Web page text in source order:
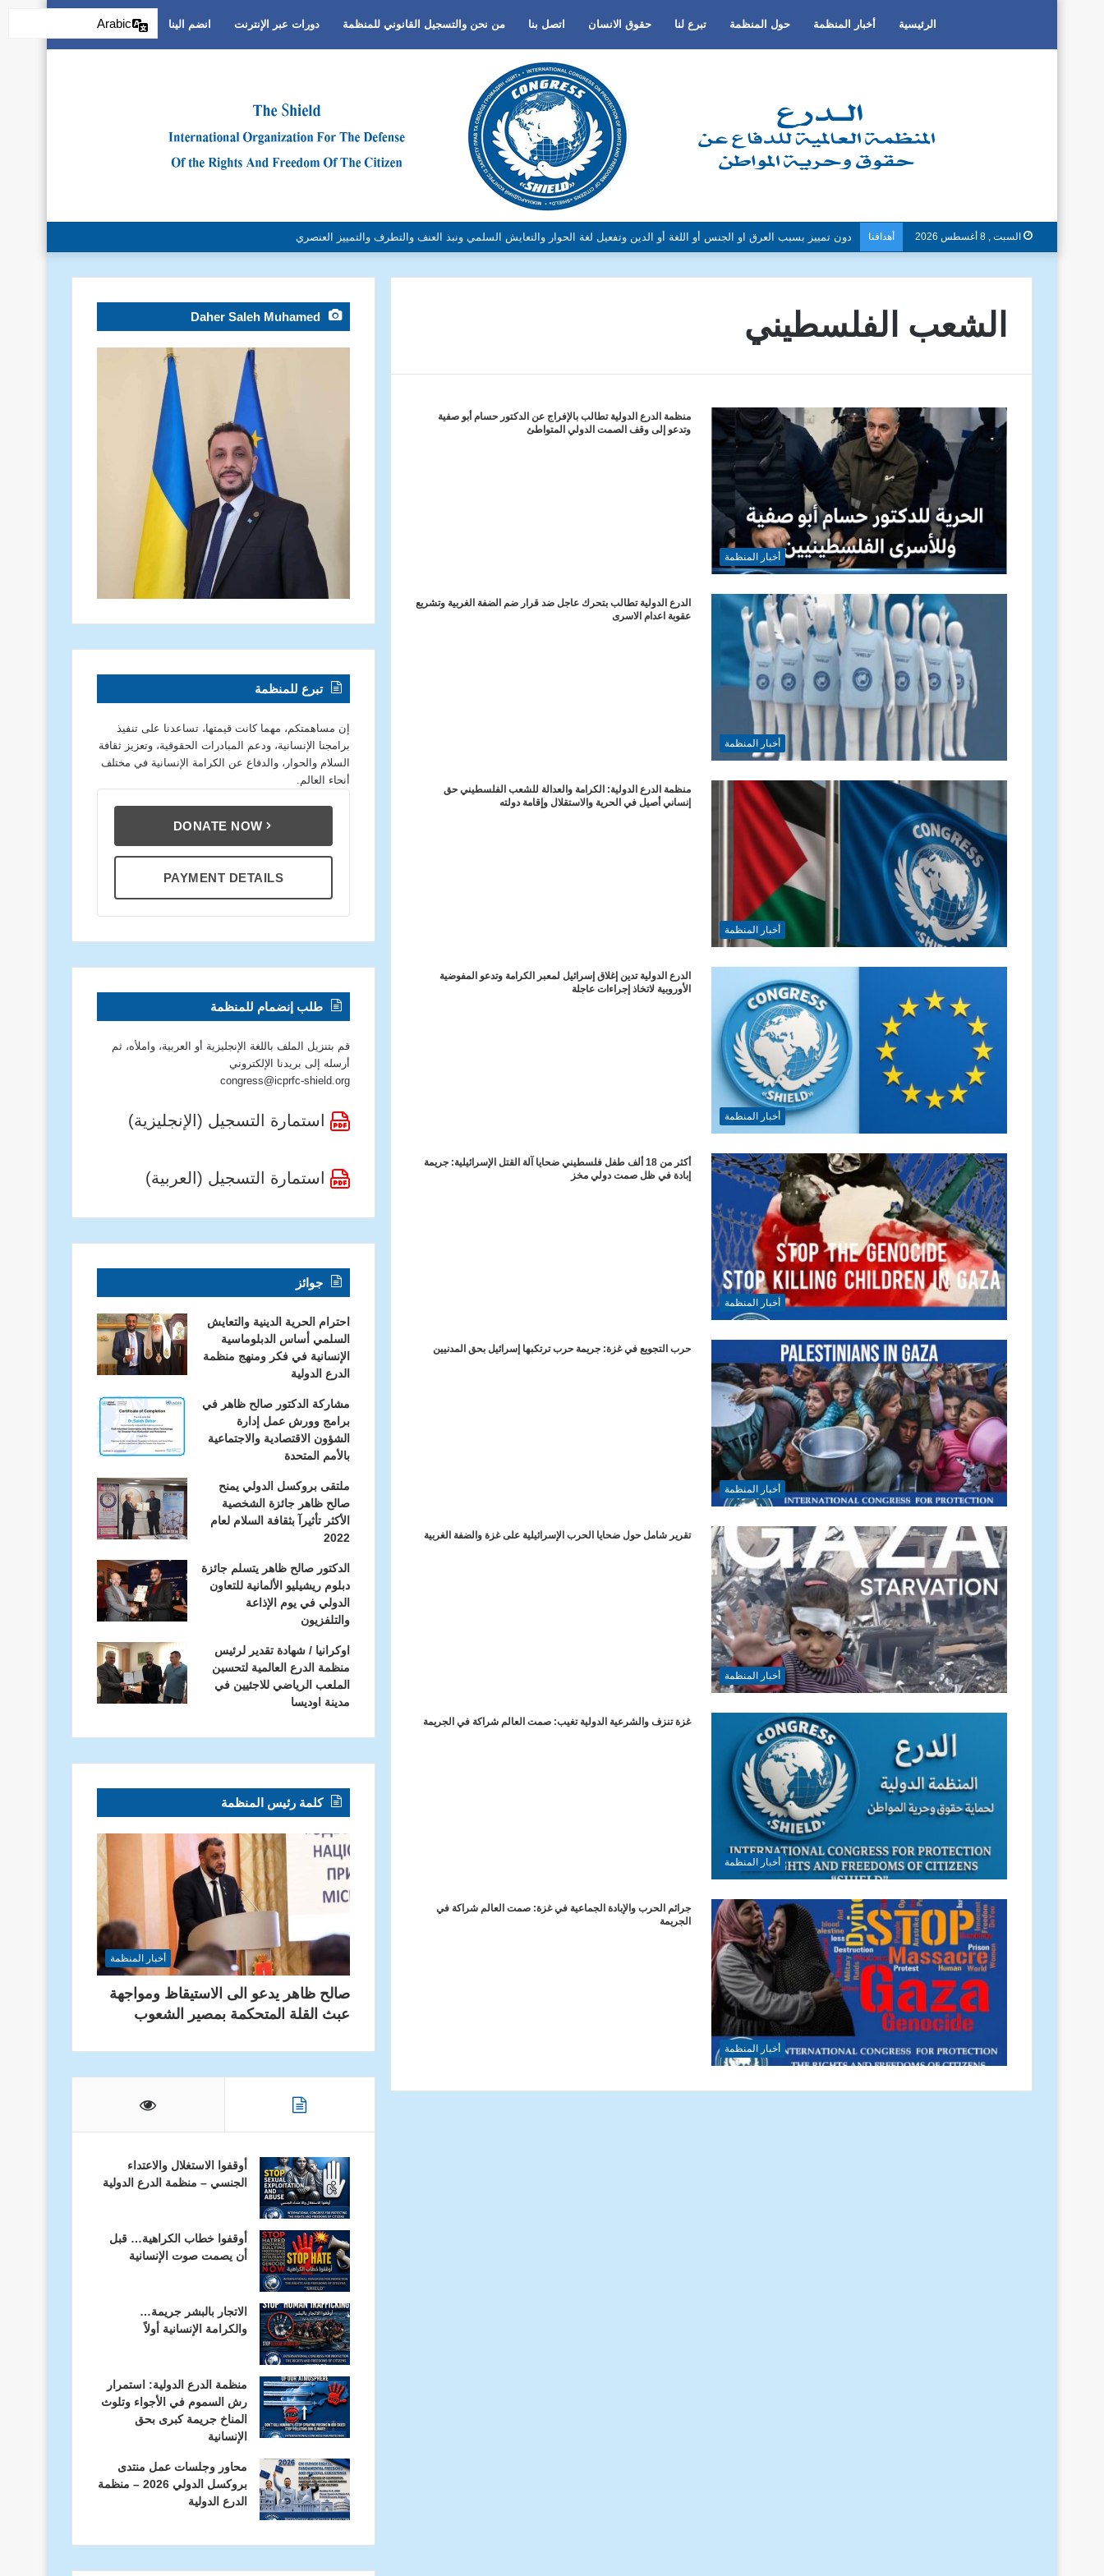
الرئيسية أخبار المنظمة حول المنظمة تبرع لنا حقوق الانسان اتصل بنا من نحن والتسجيل القانوني للمنظمة دورات عبر الإنترنت انضم الينا
السبت , 8 أغسطس 2026 أهدافنا الدفاع عن حرية الفكر والتعبير والسعي لإقامة العدل والمساواة في جميع انحاء العالم
الشعب الفلسطيني
أخبار المنظمة
منظمة الدرع الدولية تطالب بالإفراج عن الدكتور حسام أبو صفية
وتدعو إلى وقف الصمت الدولي المتواطئ
أخبار المنظمة
الدرع الدولية تطالب بتحرك عاجل ضد قرار ضم الضفة الغربية وتشريع
عقوبة اعدام الاسرى
أخبار المنظمة
منظمة الدرع الدولية: الكرامة والعدالة للشعب الفلسطيني حق
إنساني أصيل في الحرية والاستقلال وإقامة دولته
أخبار المنظمة
الدرع الدولية تدين إغلاق إسرائيل لمعبر الكرامة وتدعو المفوضية
الأوروبية لاتخاذ إجراءات عاجلة
أخبار المنظمة
أكثر من 18 ألف طفل فلسطيني ضحايا آلة القتل الإسرائيلية: جريمة
إبادة في ظل صمت دولي مخز
أخبار المنظمة
حرب التجويع في غزة: جريمة حرب ترتكبها إسرائيل بحق المدنيين
أخبار المنظمة
تقرير شامل حول ضحايا الحرب الإسرائيلية على غزة والضفة الغربية
أخبار المنظمة
غزة تنزف والشرعية الدولية تغيب: صمت العالم شراكة في الجريمة
أخبار المنظمة
جرائم الحرب والإبادة الجماعية في غزة: صمت العالم شراكة في
الجريمة
Daher Saleh Muhamed
تبرع للمنظمة
إن مساهمتكم، مهما كانت قيمتها، تساعدنا على تنفيذ
برامجنا الإنسانية، ودعم المبادرات الحقوقية، وتعزيز ثقافة
السلام والحوار، والدفاع عن الكرامة الإنسانية في مختلف
أنحاء العالم.
DONATE NOW
PAYMENT DETAILS
طلب إنضمام للمنظمة
قم بتنزيل الملف باللغة الإنجليزية أو العربية، واملأه، ثم
أرسله إلى بريدنا الإلكتروني
congress@icprfc-shield.org
استمارة التسجيل (الإنجليزية)
استمارة التسجيل (العربية)
جوائز
احترام الحرية الدينية والتعايش
السلمي أساس الدبلوماسية
الإنسانية في فكر ومنهج منظمة
الدرع الدولية
مشاركة الدكتور صالح ظاهر في
برامج وورش عمل إدارة
الشؤون الاقتصادية والاجتماعية
بالأمم المتحدة
ملتقى بروكسل الدولي يمنح
صالح ظاهر جائزة الشخصية
الأكثر تأثيرآ بثقافة السلام لعام
2022
الدكتور صالح ظاهر يتسلم جائزة
دبلوم ريشيليو الألمانية للتعاون
الدولي في يوم الإذاعة
والتلفزيون
اوكرانيا / شهادة تقدير لرئيس
منظمة الدرع العالمية لتحسين
الملعب الرياضي للاجئيين في
مدينة اوديسا
كلمة رئيس المنظمة
أخبار المنظمة
صالح ظاهر يدعو الى الاستيقاظ ومواجهة
عبث القلة المتحكمة بمصير الشعوب
أوقفوا الاستغلال والاعتداء
الجنسي – منظمة الدرع الدولية
أوقفوا خطاب الكراهية… قبل
أن يصمت صوت الإنسانية
الاتجار بالبشر جريمة…
والكرامة الإنسانية أولاً
منظمة الدرع الدولية: استمرار
رش السموم في الأجواء وتلوث
المناخ جريمة كبرى بحق
الإنسانية
محاور وجلسات عمل منتدى
بروكسل الدولي 2026 – منظمة
الدرع الدولية
Arabic